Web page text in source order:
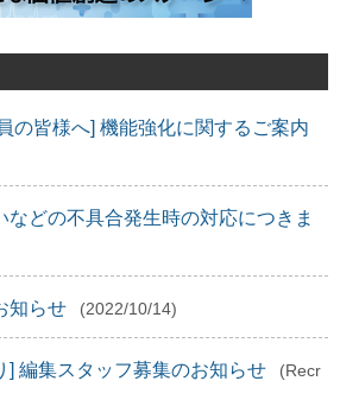
の皆様へ] 機能強化に関するご案内
などの不具合発生時の対応につきま
知らせ (2022/10/14)
] 編集スタッフ募集のお知らせ
(Recr